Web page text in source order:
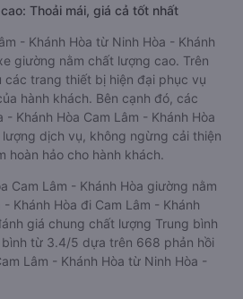
Thoải mái, giá cả tốt nhất
- Khánh Hòa từ Ninh Hòa - Khánh
giường nằm chất lượng cao. Trên
trang thiết bị hiện đại phục vụ
hành khách. Bên cạnh đó, các
Khánh Hòa Cam Lâm - Khánh Hòa
dịch vụ, không ngừng cải thiện
hoàn hảo cho hành khách.
Cam Lâm - Khánh Hòa giường nằm
Khánh Hòa đi Cam Lâm - Khánh
giá chung chất lượng Trung bình
từ 3.4/5 dựa trên 668 phản hồi
Lâm - Khánh Hòa từ Ninh Hòa -